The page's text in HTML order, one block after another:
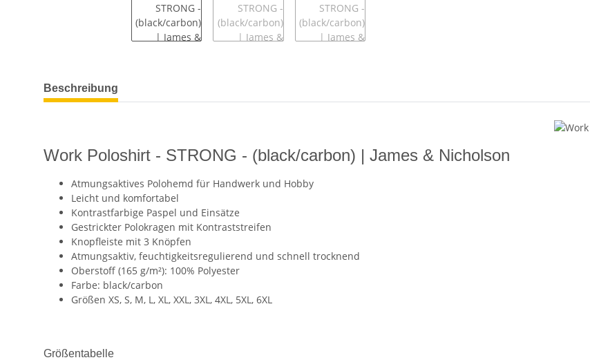
weitere Registerkarten anzeigen
Beschreibung
Work Poloshirt - STRONG - (black/carbon) | James & Nicholson
Atmungsaktives Polohemd für Handwerk und Hobby
Leicht und komfortabel
Kontrastfarbige Paspel und Einsätze
Gestrickter Polokragen mit Kontraststreifen
Knopfleiste mit 3 Knöpfen
Atmungsaktiv, feuchtigkeitsregulierend und schnell trocknend
Oberstoff (165 g/m²): 100% Polyester
Farbe: black/carbon
Größen XS, S, M, L, XL, XXL, 3XL, 4XL, 5XL, 6XL
Größentabelle